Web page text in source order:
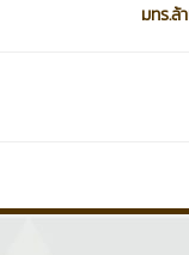
มทร.ล้